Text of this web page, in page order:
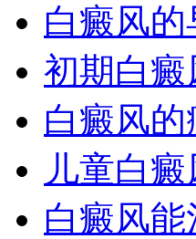
白癜风
初期白癜
白癜风
儿童白
白癜风